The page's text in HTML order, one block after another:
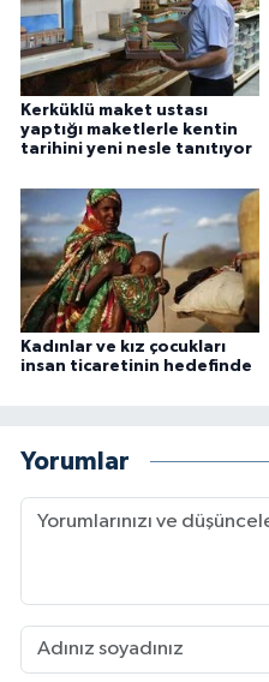
Kerküklü maket ustası
yaptığı maketlerle kentin
tarihini yeni nesle tanıtıyor
Kadınlar ve kız çocukları
insan ticaretinin hedefinde
Yorumlar
Zonguldak Müftülüğü